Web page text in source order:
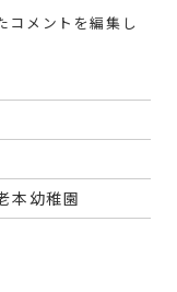
本幼稚園